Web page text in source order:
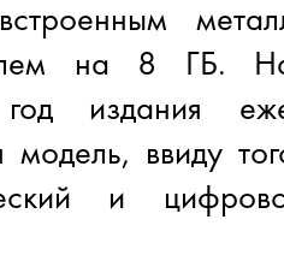
на 8 ГБ.
год издания
модель, ввиду
и